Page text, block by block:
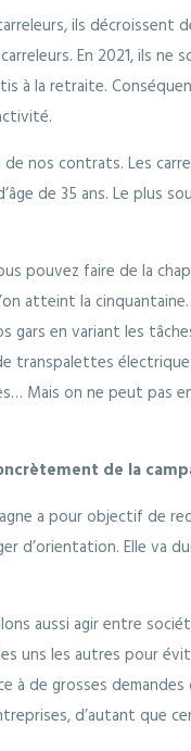
ils décroissent
En 2021, ils ne
à la retraite.
nos contrats. Les
de 35 ans. Le plus
pouvez faire de la
atteint la
gars en variant les
transpalettes
Mais on ne peut pas
de la
a pour objectif de
d’orientation. Elle va
aussi agir entre
uns les autres pour
à de grosses
d’autant que